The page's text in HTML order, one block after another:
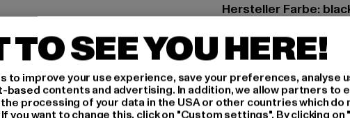
Hersteller Farbe:
Art.Nr: JRSH325-00007
Hersteller: TB
Dr.-Robert-Murjahn-
TO SEE YOU HERE!
to improve your use experience, save your preferences, analyse
based contents and advertising. In addition, we allow partners to
processing of your data in the USA or other countries which do
you want to change this, click on "Custom settings". By clicking